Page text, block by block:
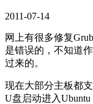
2011-07-14
网上有很多修复
是错误的，不知道
过来的。
现在大部分主板都
U盘启动进入Ubuntu